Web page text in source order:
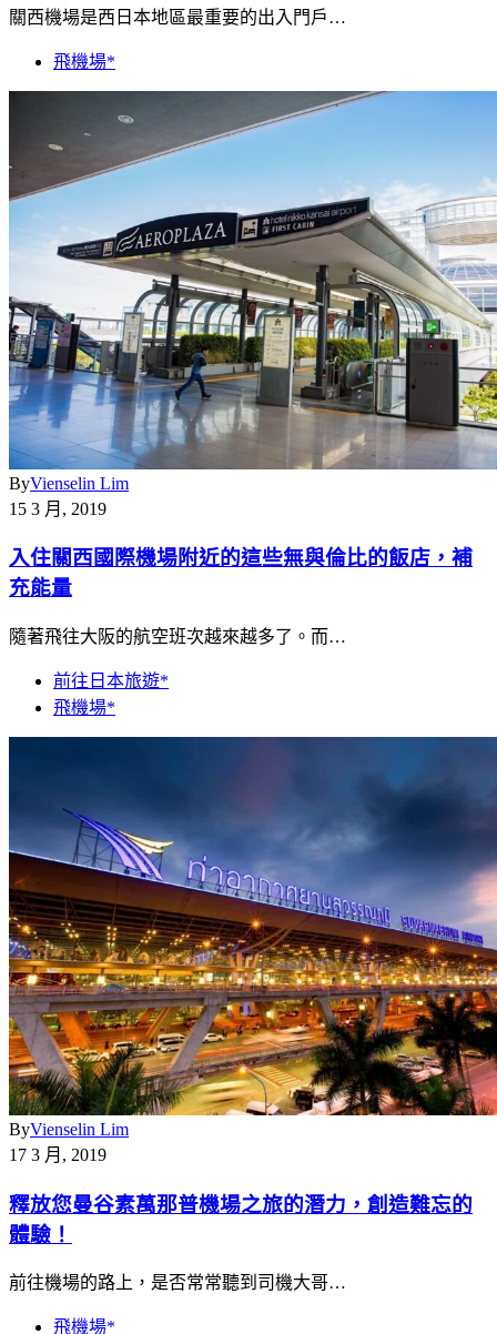
關西機場是西日本地區最重要的出入門戶…
飛機場*
ByVienselin Lim
15 3 月, 2019
入住關西國際機場附近的這些無與倫比的飯店，補
充能量
隨著飛往大阪的航空班次越來越多了。而…
前往日本旅遊*
飛機場*
ByVienselin Lim
17 3 月, 2019
釋放您曼谷素萬那普機場之旅的潛力，創造難忘的
體驗！
前往機場的路上，是否常常聽到司機大哥…
飛機場*